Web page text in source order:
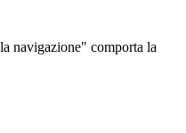
navigazione" comporta la